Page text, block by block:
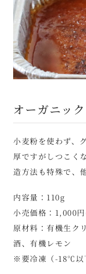
オーガニッ
小麦粉を使わず、
厚ですがしつこく
造方法も特殊で、
内容量：110g
小売価格：1,000
原材料：有機生ク
酒、有機レモン
※要冷凍（-18℃以